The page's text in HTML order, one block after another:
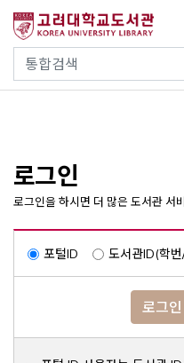
건
통합검색
사이트내 검색
로그인
로그인을 하시면 더 많은 도서관 서
포털ID 도서관ID(학
로그